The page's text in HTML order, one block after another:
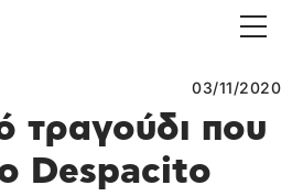
03/11/2020
τραγούδι που
Despacito